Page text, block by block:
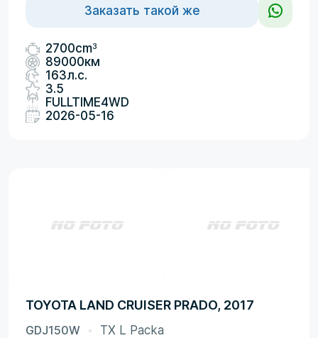
Заказать такой же
2700cm3
89000км
163л.с.
3.5
FULLTIME4WD
2026-05-16
TOYOTA LAND CRUISER PRADO, 2017
GDJ150W TX L Packa